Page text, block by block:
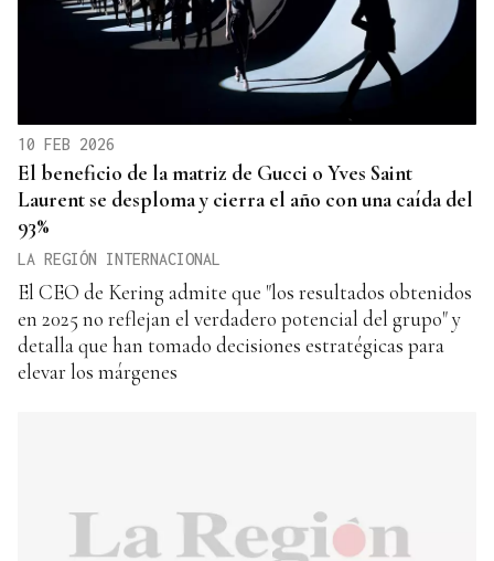
10 FEB 2026
El beneficio de la matriz de Gucci o Yves Saint
Laurent se desploma y cierra el año con una caída del
93%
LA REGIÓN INTERNACIONAL
El CEO de Kering admite que "los resultados obtenidos
en 2025 no reflejan el verdadero potencial del grupo" y
detalla que han tomado decisiones estratégicas para
elevar los márgenes